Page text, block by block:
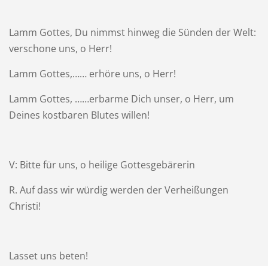
Lamm Gottes, Du nimmst hinweg die Sünden der Welt:
verschone uns, o Herr!
Lamm Gottes,…… erhöre uns, o Herr!
Lamm Gottes, ……erbarme Dich unser, o Herr, um
Deines kostbaren Blutes willen!
V: Bitte für uns, o heilige Gottesgebärerin
R. Auf dass wir würdig werden der Verheißungen
Christi!
Lasset uns beten!